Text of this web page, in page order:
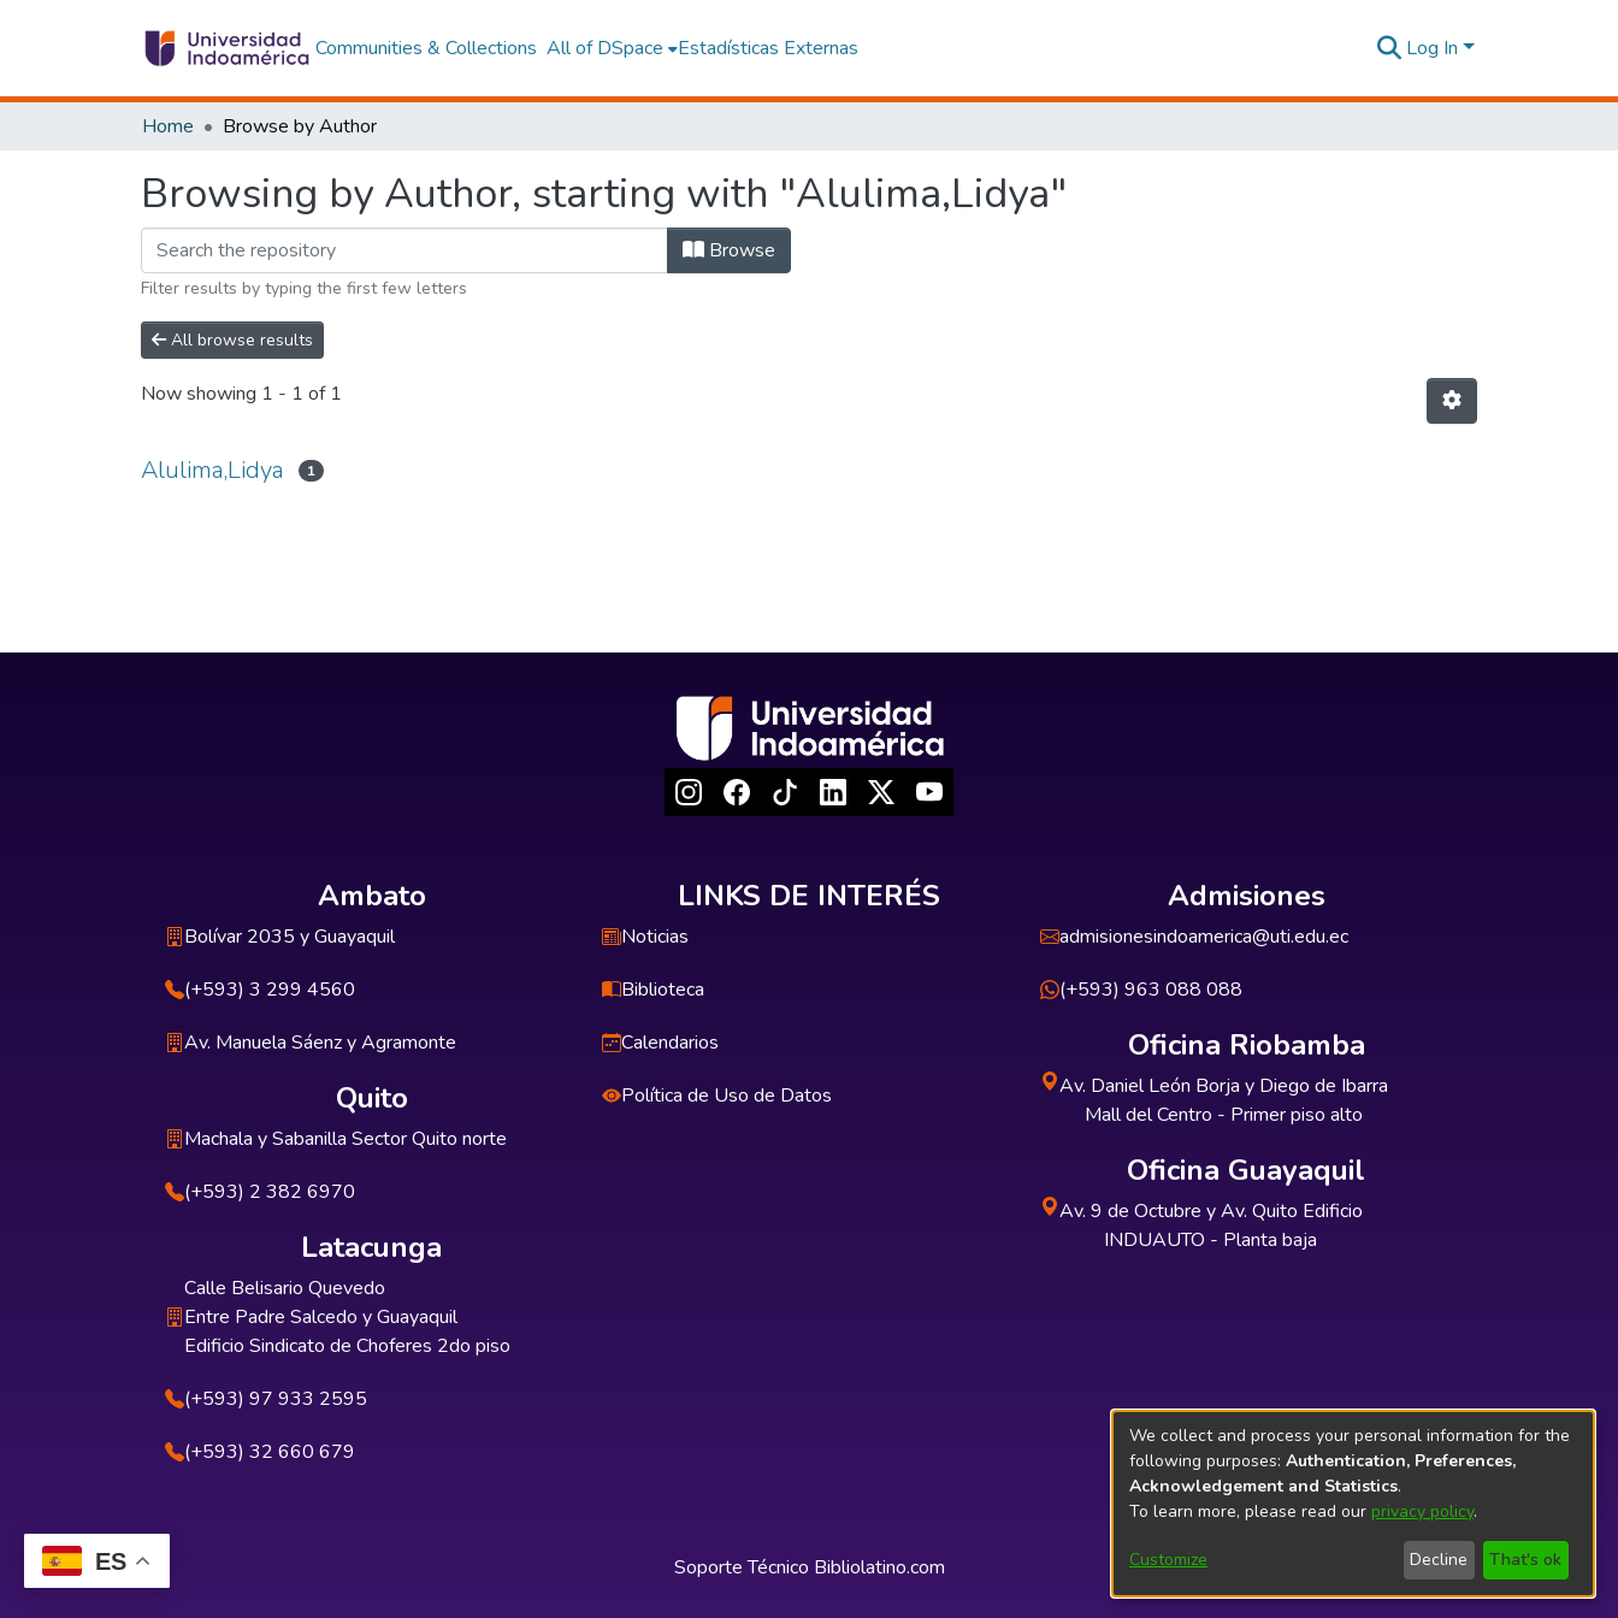
ES
Communities & Collections All of DSpace Estadísticas Externas Log In
Home Browse by Author
Browsing by Author, starting with "Alulima,Lidya"
Browse
Filter results by typing the first few letters
All browse results
Now showing 1 - 1 of 1
Alulima,Lidya 1
Ambato
Bolívar 2035 y Guayaquil
(+593) 3 299 4560
Av. Manuela Sáenz y Agramonte
Quito
Machala y Sabanilla Sector Quito norte
(+593) 2 382 6970
Latacunga
Calle Belisario Quevedo
Entre Padre Salcedo y Guayaquil
Edificio Sindicato de Choferes 2do piso
(+593) 97 933 2595
(+593) 32 660 679
LINKS DE INTERÉS
Noticias
Biblioteca
Calendarios
Política de Uso de Datos
Admisiones
admisionesindoamerica@uti.edu.ec
(+593) 963 088 088
Oficina Riobamba
Av. Daniel León Borja y Diego de Ibarra
Mall del Centro - Primer piso alto
Oficina Guayaquil
Av. 9 de Octubre y Av. Quito Edificio
INDUAUTO - Planta baja
Soporte Técnico Bibliolatino.com
We collect and process your personal information for the
following purposes: Authentication, Preferences,
Acknowledgement and Statistics.
To learn more, please read our privacy policy.
Customize Decline That's ok